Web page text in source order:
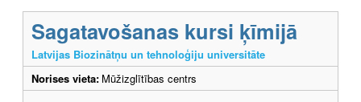
Sagatavošanas kursi ķīmijā
Latvijas Biozinātņu un tehnoloģiju universitāte
Norises vieta: Mūžizglītības centrs